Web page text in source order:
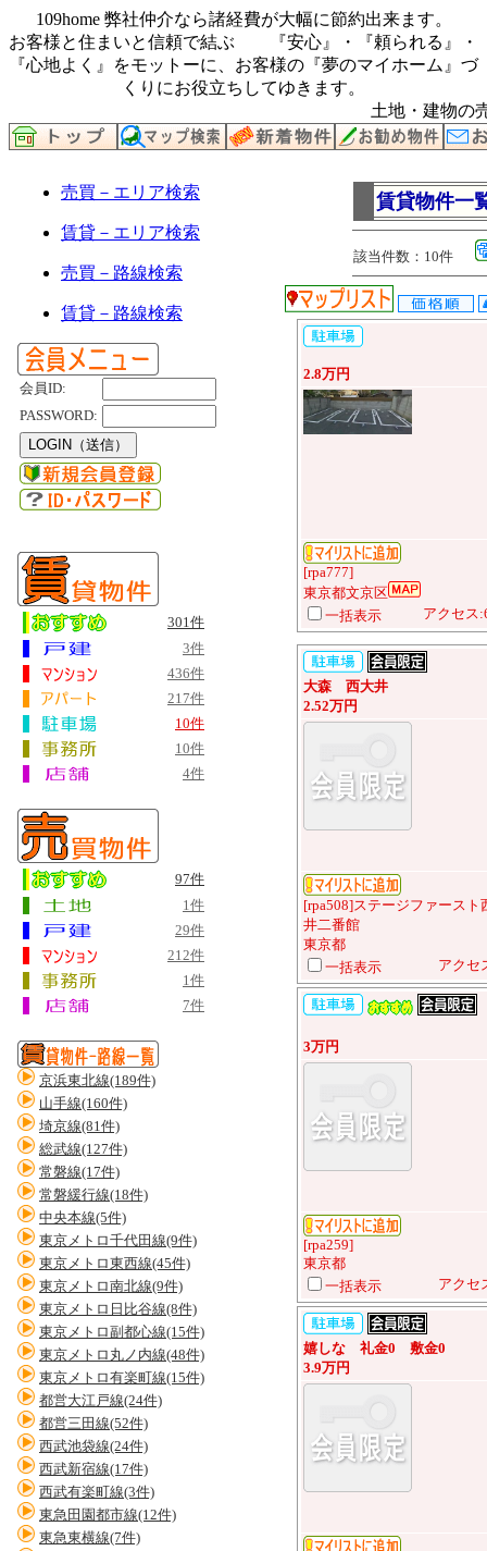
109home 弊社仲介なら諸経費が大幅に節約出来ます。
お客様と住まいと信頼で結ぶ 『安心』・『頼られる』・
『心地よく』をモットーに、お客様の『夢のマイホーム』づ
くりにお役立ちしてゆきます。
土地・建物の
売買－エリア検索
賃貸－エリア検索
売買－路線検索
賃貸－路線検索
会員ID:
PASSWORD:
301件
3件
436件
217件
10件
10件
4件
97件
1件
29件
212件
1件
7件
京浜東北線(189件)
山手線(160件)
埼京線(81件)
総武線(127件)
常磐線(17件)
常磐緩行線(18件)
中央本線(5件)
東京メトロ千代田線(9件)
東京メトロ東西線(45件)
東京メトロ南北線(9件)
東京メトロ日比谷線(8件)
東京メトロ副都心線(15件)
東京メトロ丸ノ内線(48件)
東京メトロ有楽町線(15件)
都営大江戸線(24件)
都営三田線(52件)
西武池袋線(24件)
西武新宿線(17件)
西武有楽町線(3件)
東急田園都市線(12件)
東急東横線(7件)
賃貸物件一
該当件数：10件
2.8万円
[rpa777]
東京都文京区
一括表示
アクセス
大森 西大井
2.52万円
[rpa508]ステージファースト
井二番館
東京都
一括表示
アクセ
3万円
[rpa259]
東京都
一括表示
アクセ
嬉しな 礼金0 敷金0
3.9万円